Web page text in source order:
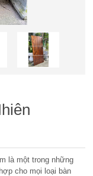
là một trong những
cho mọi loại bàn